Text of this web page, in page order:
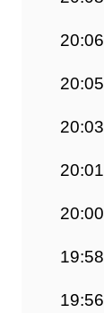
20:06
20:05
20:03
20:01
20:00
19:58
19:56